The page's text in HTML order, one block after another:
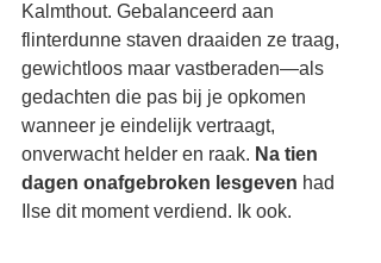
Kalmthout. Gebalanceerd aan
flinterdunne staven draaiden ze traag,
gewichtloos maar vastberaden—als
gedachten die pas bij je opkomen
wanneer je eindelijk vertraagt,
onverwacht helder en raak. Na tien
dagen onafgebroken lesgeven had
Ilse dit moment verdiend. Ik ook.